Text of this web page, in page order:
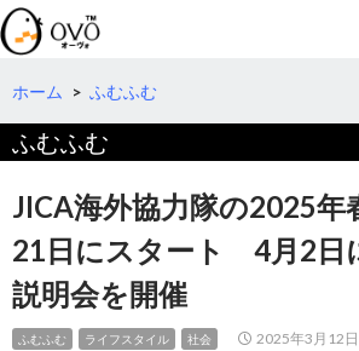
検
索
コ
テ
へ
動
ホーム > ふむふむ
ふむふむ
JICA海外協力隊の2025年
21日にスタート 4月2日
説明会を開催
ふむふむ ライフスタイル 社会 2025年3月12日